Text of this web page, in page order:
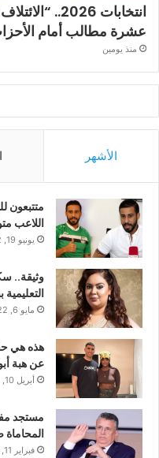
انتخابات
عشرة مطالب أمام
منذ يومين
الأشهر
متتبعون
اللاعب
يونيو 19, 2022
وثيقة..
التعليمية
مايو 6, 2022
هذه هي
عن هبة
أبريل 10, 2023
مستجد
فبراير 11, 2023